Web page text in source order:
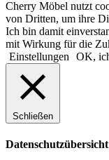
Cherry Möbel nutzt
von Dritten, um ihre
Ich bin damit
mit Wirkung für die
Einstellungen
OK,
Schließen
Datenschutzübersicht